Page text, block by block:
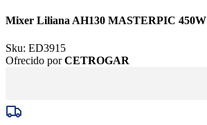
Mixer Liliana AH130 MASTERPIC 450W
Sku: ED3915
Ofrecido porCETROGAR